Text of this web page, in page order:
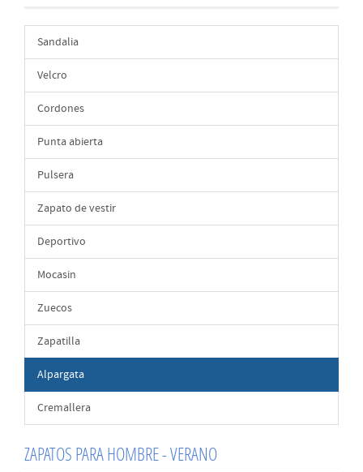
Sandalia
Velcro
Cordones
Punta abierta
Pulsera
Zapato de vestir
Deportivo
Mocasin
Zuecos
Zapatilla
Alpargata
Cremallera
ZAPATOS PARA HOMBRE - VERANO